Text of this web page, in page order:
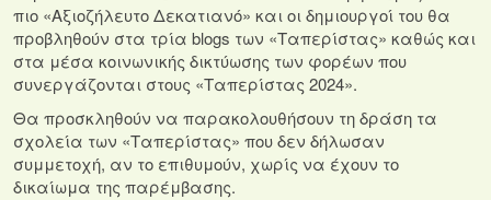
πιο «Αξιοζήλευτο Δεκατιανό» και οι δημιουργοί του θα
προβληθούν στα τρία blogs των «Ταπερίστας» καθώς και
στα μέσα κοινωνικής δικτύωσης των φορέων που
συνεργάζονται στους «Ταπερίστας 2024».
Θα προσκληθούν να παρακολουθήσουν τη δράση τα
σχολεία των «Ταπερίστας» που δεν δήλωσαν
συμμετοχή, αν το επιθυμούν, χωρίς να έχουν το
δικαίωμα της παρέμβασης.